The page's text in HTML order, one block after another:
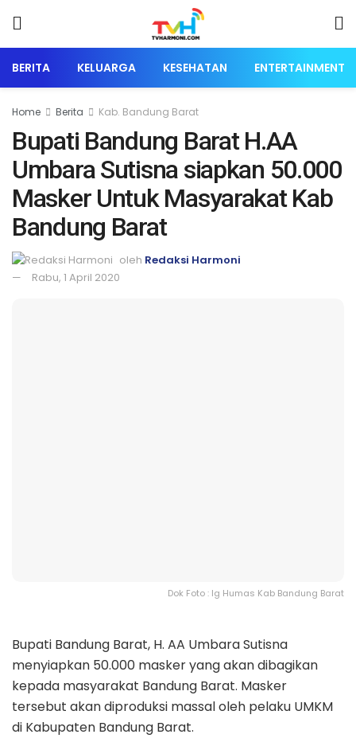
BERITA KELUARGA KESEHATAN ENTERTAINMENT
Home Berita Kab. Bandung Barat
Bupati Bandung Barat H.AA
Umbara Sutisna siapkan 50.000
Masker Untuk Masyarakat Kab
Bandung Barat
oleh Redaksi Harmoni
Rabu, 1 April 2020
Dok Foto : Ig Humas Kab Bandung Barat
Bupati Bandung Barat, H. AA Umbara Sutisna
menyiapkan 50.000 masker yang akan dibagikan
kepada masyarakat Bandung Barat. Masker
tersebut akan diproduksi massal oleh pelaku UMKM
di Kabupaten Bandung Barat.